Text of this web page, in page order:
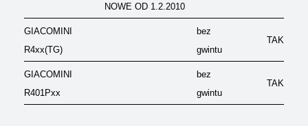
NOWE OD 1.2.2010
GIACOMINI
R4xx(TG)
bez
gwintu
TAK
GIACOMINI
R401Pxx
bez
gwintu
TAK